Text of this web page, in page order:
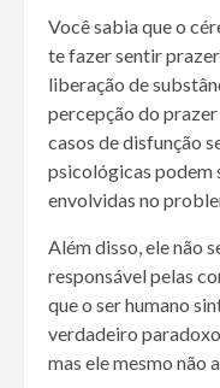
Você sabia que o
te fazer sentir
liberação de
percepção do prazer
casos de disfunção
psicológicas podem
envolvidas no
Além disso, ele não
responsável pelas
que o ser humano
verdadeiro
mas ele mesmo não